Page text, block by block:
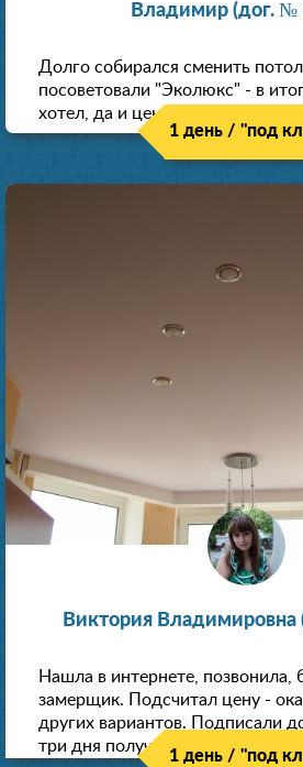
Владимир (дог. №
Долго собирался сменить
посоветовали "Эколюкс" - в
хотел, да и цена нормальная.
1 день / "под
Виктория Владимировна
Нашла в интернете, позвонила,
замерщик. Подсчитал цену -
других вариантов. Подписали
три дня получили новые потолки!
1 день / "под